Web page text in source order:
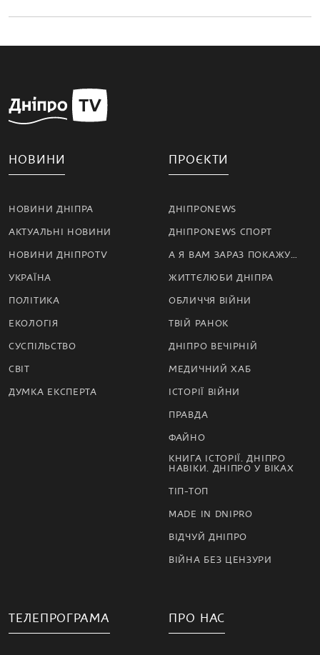
НОВИНИ
НОВИНИ ДНІПРА
АКТУАЛЬНІ НОВИНИ
НОВИНИ ДНІПРОTV
УКРАЇНА
ПОЛІТИКА
ЕКОЛОГІЯ
СУСПІЛЬСТВО
СВІТ
ДУМКА ЕКСПЕРТА
ПРОЄКТИ
ДНІПРОNEWS
ДНІПРОNEWS СПОРТ
А Я ВАМ ЗАРАЗ ПОКАЖУ…
ЖИТТЄЛЮБИ ДНІПРА
ОБЛИЧЧЯ ВІЙНИ
ТВІЙ РАНОК
ДНІПРО ВЕЧІРНІЙ
МЕДИЧНИЙ ХАБ
ІСТОРІЇ ВІЙНИ
ПРАВДА
ФАЙНО
КНИГА ІСТОРІЇ. ДНІПРО
НАВІКИ. ДНІПРО У ВІКАХ
ТІП-ТОП
MADE IN DNIPRO
ВІДЧУЙ ДНІПРО
ВІЙНА БЕЗ ЦЕНЗУРИ
ТЕЛЕПРОГРАМА ПРО НАС